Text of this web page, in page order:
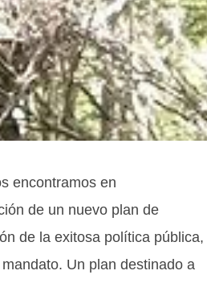
encontramos en
de un nuevo plan de
de la exitosa política pública,
Un plan destinado a